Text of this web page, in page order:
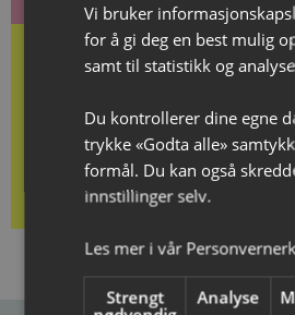
Kjøp gavekort
Vi bruker
for å gi deg en best mulig
samt til statistikk og
Du kontrollerer dine egne
trykke «Godta alle»
formål. Du kan også
innstillinger selv.
Les mer i vår
Strengt
Analyse